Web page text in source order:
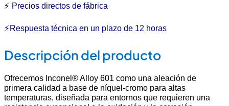
⚡ Precios directos de fábrica
⚡Respuesta técnica en un plazo de 12 horas
Descripción del producto
Ofrecemos Inconel® Alloy 601 como una aleación de
primera calidad a base de níquel-cromo para altas
temperaturas, diseñada para entornos que requieren una